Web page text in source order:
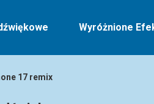
Wyróżnione
17 remix